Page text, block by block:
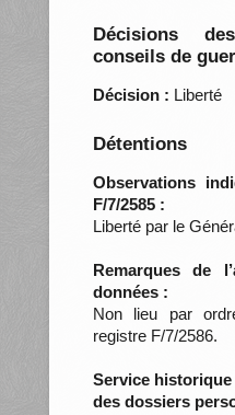
Décisions
conseils de
Décision : Liberté
Détentions
Observations
F/7/2585 :
Liberté par le
Remarques de
données :
Non lieu par
registre F/7/2586.
Service
des dossiers